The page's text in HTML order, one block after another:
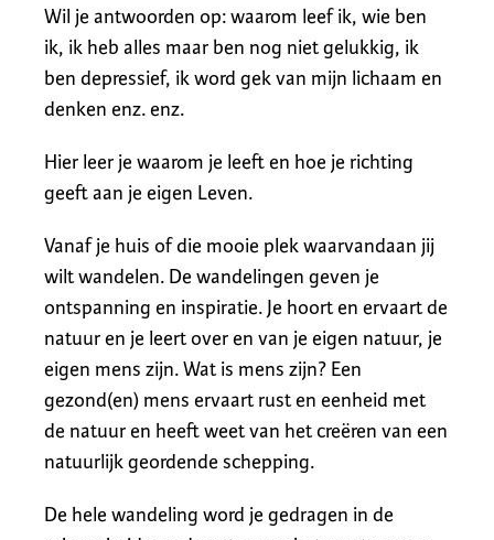
Wil je antwoorden op: waarom leef ik, wie ben
ik, ik heb alles maar ben nog niet gelukkig, ik
ben depressief, ik word gek van mijn lichaam en
denken enz. enz.
Hier leer je waarom je leeft en hoe je richting
geeft aan je eigen Leven.
Vanaf je huis of die mooie plek waarvandaan jij
wilt wandelen. De wandelingen geven je
ontspanning en inspiratie. Je hoort en ervaart de
natuur en je leert over en van je eigen natuur, je
eigen mens zijn. Wat is mens zijn? Een
gezond(en) mens ervaart rust en eenheid met
de natuur en heeft weet van het creëren van een
natuurlijk geordende schepping.
De hele wandeling word je gedragen in de